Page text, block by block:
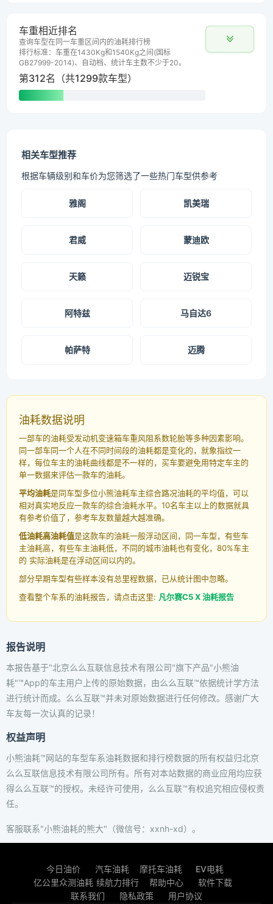
车重相近排名
查询车型在同一车重区间内的油耗排行榜
排行标准：车重在1430Kg和1540Kg之间(国标
GB27999-2014)、自动档、统计车主数不少于20。
第312名（共1299款车型）
相关车型推荐
根据车辆级别和车价为您筛选了一些热门车型供参考
雅阁 凯美瑞
君威 蒙迪欧
天籁 迈锐宝
阿特兹 马自达6
帕萨特 迈腾
油耗数据说明
一部车的油耗受发动机变速箱车重风阻系数轮胎等多种因素影响。
同一部车同一个人在不同时间段的油耗都是变化的，就象指纹一
样，每位车主的油耗曲线都是不一样的，买车要避免用特定车主的
单一数据来评估一款车的油耗。
平均油耗是同车型多位小熊油耗车主综合路况油耗的平均值，可以
相对真实地反应一款车的综合油耗水平。10名车主以上的数据就具
有参考价值了，参考车友数量越大越准确。
低油耗高油耗值是这款车的油耗一般浮动区间，同一车型，有些车
主油耗高，有些车主油耗低，不同的城市油耗也有变化，80%车主
的 实际油耗是在浮动区间以内的。
部分早期车型有些样本没有总里程数据，已从统计图中忽略。
查看整个车系的油耗报告，请点击这里: 凡尔赛C5 X 油耗报告
报告说明
本报告基于"北京么么互联信息技术有限公司"旗下产品"小熊油
耗"™App的车主用户上传的原始数据，由么么互联™依据统计学方法
进行统计而成。么么互联™并未对原始数据进行任何修改。感谢广大
车友每一次认真的记录！
权益声明
小熊油耗™网站的车型车系油耗数据和排行榜数据的所有权益归北京
么么互联信息技术有限公司所有。所有对本站数据的商业应用均应获
得么么互联™的授权。未经许可使用，么么互联™有权追究相应侵权责
任。
客服联系"小熊油耗的熊大"（微信号：xxnh-xd）。
今日油价 汽车油耗 摩托车油耗
EV电耗
亿公里众测油耗 续航力排行 帮助中心
软件下载
联系我们
隐私政策 用户协议